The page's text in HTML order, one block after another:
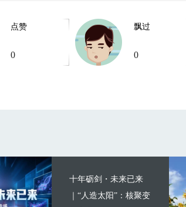
点赞
0
飘过
0
十年砺剑・未来已来
｜“人造太阳”：核聚变